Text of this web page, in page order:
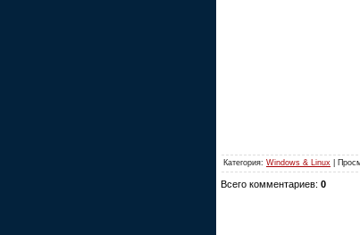
Категория: Windows & Linux |
Всего комментариев: 0